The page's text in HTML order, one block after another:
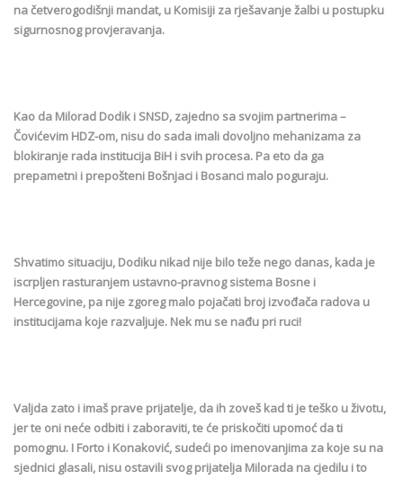
na četverogodišnji mandat, u Komisiji za rješavanje žalbi u postupku
sigurnosnog provjeravanja.
Kao da Milorad Dodik i SNSD, zajedno sa svojim partnerima –
Čovićevim HDZ-om, nisu do sada imali dovoljno mehanizama za
blokiranje rada institucija BiH i svih procesa. Pa eto da ga
prepametni i prepošteni Bošnjaci i Bosanci malo poguraju.
Shvatimo situaciju, Dodiku nikad nije bilo teže nego danas, kada je
iscrpljen rasturanjem ustavno-pravnog sistema Bosne i
Hercegovine, pa nije zgoreg malo pojačati broj izvođača radova u
institucijama koje razvaljuje. Nek mu se nađu pri ruci!
Valjda zato i imaš prave prijatelje, da ih zoveš kad ti je teško u životu,
jer te oni neće odbiti i zaboraviti, te će priskočiti upomoć da ti
pomognu. I Forto i Konaković, sudeći po imenovanjima za koje su na
sjednici glasali, nisu ostavili svog prijatelja Milorada na cjedilu i to